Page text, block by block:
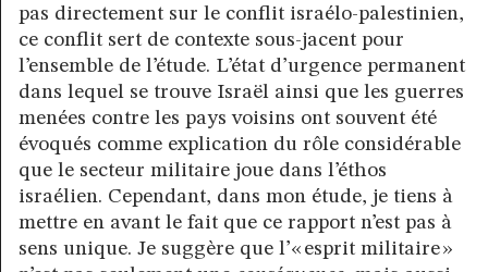
pas directement sur le conflit israélo-palestinien,
ce conflit sert de contexte sous-jacent pour
l’ensemble de l’étude. L’état d’urgence permanent
dans lequel se trouve Israël ainsi que les guerres
menées contre les pays voisins ont souvent été
évoqués comme explication du rôle considérable
que le secteur militaire joue dans l’éthos
israélien. Cependant, dans mon étude, je tiens à
mettre en avant le fait que ce rapport n’est pas à
sens unique. Je suggère que l’« esprit militaire »